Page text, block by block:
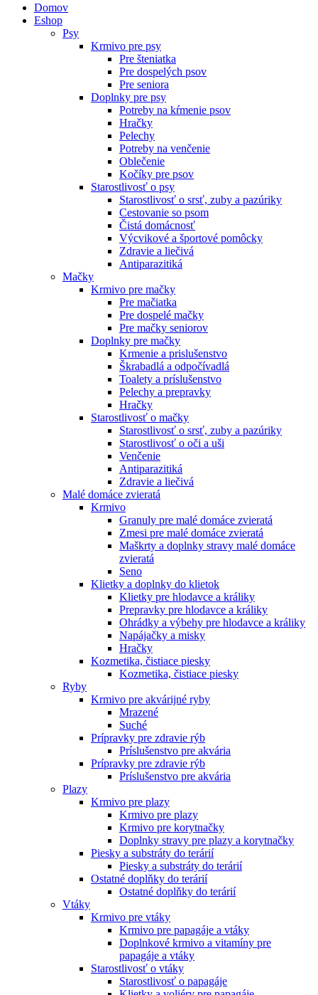
Domov
Eshop
Psy
Krmivo pre psy
Pre šteniatka
Pre dospelých psov
Pre seniora
Doplnky pre psy
Potreby na kŕmenie psov
Hračky
Pelechy
Potreby na venčenie
Oblečenie
Kočíky pre psov
Starostlivosť o psy
Starostlivosť o srsť, zuby a pazúriky
Cestovanie so psom
Čistá domácnosť
Výcvikové a športové pomôcky
Zdravie a liečivá
Antiparazitiká
Mačky
Krmivo pre mačky
Pre mačiatka
Pre dospelé mačky
Pre mačky seniorov
Doplnky pre mačky
Krmenie a prislušenstvo
Škrabadlá a odpočívadlá
Toalety а príslušenstvo
Pelechy a prepravky
Hračky
Starostlivosť o mačky
Starostlivosť o srsť, zuby a pazúriky
Starostlivosť o oči a uši
Venčenie
Antiparazitiká
Zdravie a liečivá
Malé domáce zvieratá
Krmivo
Granuly pre malé domáce zvieratá
Zmesi pre malé domáce zvieratá
Maškrty a doplnky stravy malé domáce
zvieratá
Seno
Klietky a doplnky do klietok
Klietky pre hlodavce a králiky
Prepravky pre hlodavce a králiky
Ohrádky a výbehy pre hlodavce a králiky
Napájačky a misky
Hračky
Kozmetika, čistiace piesky
Kozmetika, čistiace piesky
Ryby
Krmivo pre akvárijné ryby
Mrazené
Suché
Prípravky pre zdravie rýb
Príslušenstvo pre akvária
Prípravky pre zdravie rýb
Príslušenstvo pre akvária
Plazy
Krmivo pre plazy
Krmivo pre plazy
Krmivo pre korytnačky
Doplnky stravy pre plazy a korytnačky
Piesky a substráty do terárií
Piesky a substráty do terárií
Ostatné doplňky do terárií
Ostatné doplňky do terárií
Vtáky
Krmivo pre vtáky
Krmivo pre papagáje a vtáky
Doplnkové krmivo a vitamíny pre
papagáje a vtáky
Starostlivosť o vtáky
Starostlivosť o papagáje